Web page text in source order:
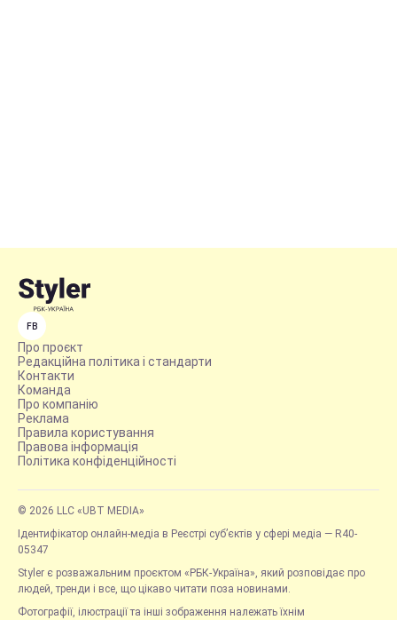
FB
Про проєкт
Редакційна політика і стандарти
Контакти
Команда
Про компанію
Реклама
Правила користування
Правова інформація
Політика конфіденційності
© 2026 LLC «UBT MEDIA»
Ідентифікатор онлайн-медіа в Реєстрі суб’єктів у сфері медіа — R40-
05347
Styler є розважальним проєктом «РБК-Україна», який розповідає про
людей, тренди і все, що цікаво читати поза новинами.
Фотографії, ілюстрації та інші зображення належать їхнім